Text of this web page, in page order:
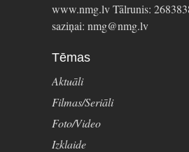
www.nmg.lv Tālrunis:
saziņai: nmg@nmg.lv
Tēmas
Aktuāli
Filmas/Seriāli
Foto/Video
Izklaide